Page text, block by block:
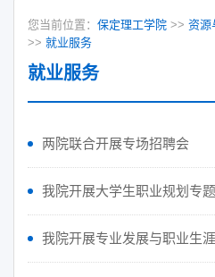
您当前位置： 保定理工学院 >> 资源
>> 就业服务
就业服务
两院联合开展专场招聘会
我院开展大学生职业规划专
我院开展专业发展与职业生